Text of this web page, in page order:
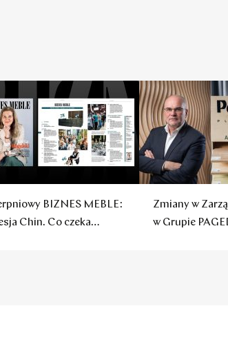
BIZNES MEBLE:
Chin. Co czeka
Zmiany w
w Grupie